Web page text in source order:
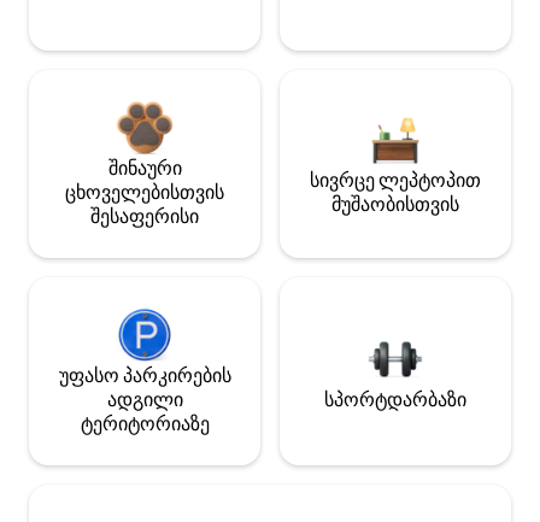
შინაური
ცხოველებისთვის
შესაფერისი
სივრცე ლეპტოპით
მუშაობისთვის
უფასო პარკირების
ადგილი
ტერიტორიაზე
სპორტდარბაზი